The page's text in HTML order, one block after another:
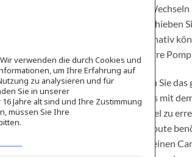
ein.
Verschieben
Alternativ
„Centre
Wenn Sie
rechts mit
Ihr Ziel zu
die Route
bzw. einen
verwenden die durch Cookies und
um Ihre Erfahrung auf
zu analysieren und für
Sie in unserer
Jahre alt sind und Ihre Zustimmung
müssen Sie Ihre